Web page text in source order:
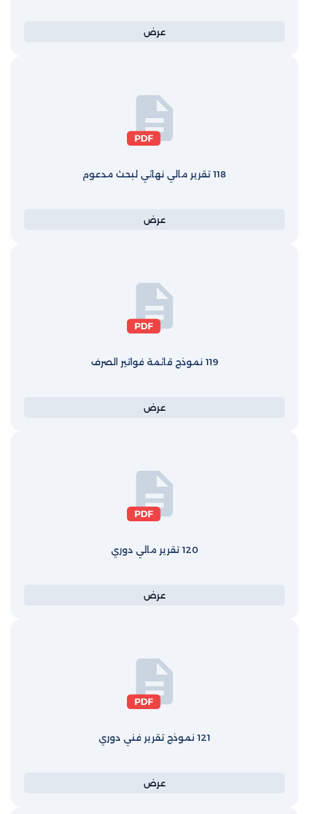
عرض
118 تقرير مالي نهائي لبحث مدعوم
عرض
119 نموذج قائمة فواتير الصرف
عرض
120 تقرير مالي دوري
عرض
121 نموذج تقرير فني دوري
عرض